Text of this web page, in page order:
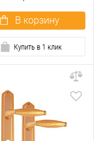
В корзину
Купить в 1 клик